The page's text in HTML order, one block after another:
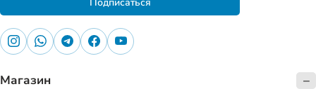
Магазин